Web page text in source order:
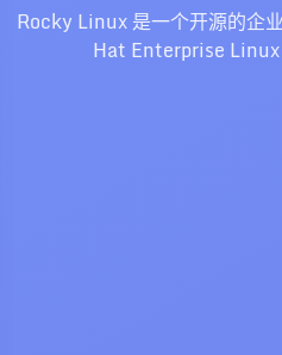
Rocky Linux 是一个开源的企
Hat Enterprise